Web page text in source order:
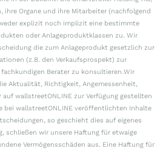
ihre Organe und ihre Mitarbeiter (nachfolgend
explizit noch implizit eine bestimmte
oder Anlageproduktklassen zu. Wir
die zum Anlageprodukt gesetzlich zur
(z.B. den Verkaufsprospekt) zur
Berater zu konsultieren.Wir
Aktualität, Richtigkeit, Angemessenheit,
wallstreetONLINE zur Verfügung gestellten
bei wallstreetONLINE veröffentlichten Inhalte
so geschieht dies auf eigenes
schließen wir unsere Haftung für etwaige
Vermögensschäden aus. Eine Haftung für